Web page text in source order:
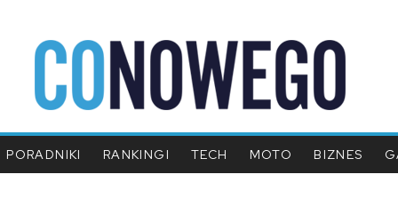
PORADNIKI RANKINGI TECH MOTO BIZNES